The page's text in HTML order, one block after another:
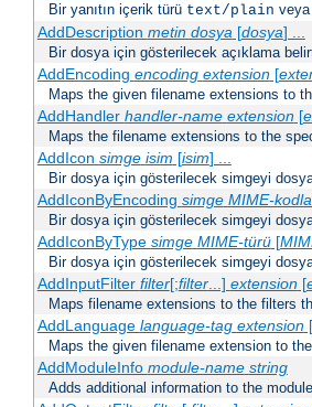
Bir yanıtın içerik türü text/plain veya
AddDescription metin dosya[dosya] ...
Bir dosya için gösterilecek açıklama
AddEncoding encoding extension[
Maps the given filename extensions to
AddHandler handler-name extension[
Maps the filename extensions to the
AddIcon simge isim [isim] ...
Bir dosya için gösterilecek simgeyi
AddIconByEncoding simge MIME-
Bir dosya için gösterilecek simgeyi
AddIconByType simge MIME-türü[
Bir dosya için gösterilecek simgeyi
AddInputFilter filter[;filter...] extension[
Maps filename extensions to the filters
AddLanguage language-tag extension[
Maps the given filename extension to
AddModuleInfo module-name string
Adds additional information to the